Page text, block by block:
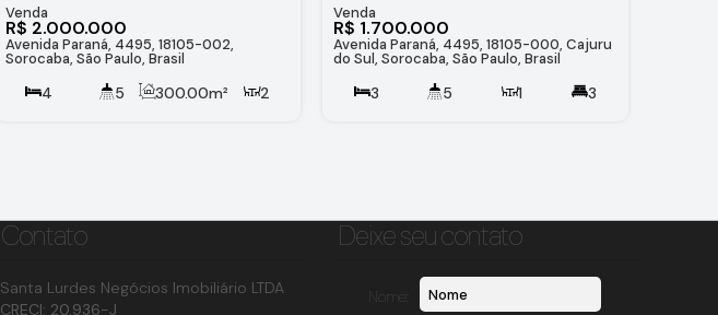
R$ 2.000.000
Avenida Paraná, 4495, 18105-002,
Sorocaba, São Paulo, Brasil
4 5 300.00m²
2
R$ 1.700.000
Avenida Paraná, 4495, 18105-000, Cajuru
do Sul, Sorocaba, São Paulo, Brasil
3 5 1
3
Contato
Santa Lurdes Negócios Imobiliário LTDA
CRECI: 20.936-J
Deixe seu contato
Nome: